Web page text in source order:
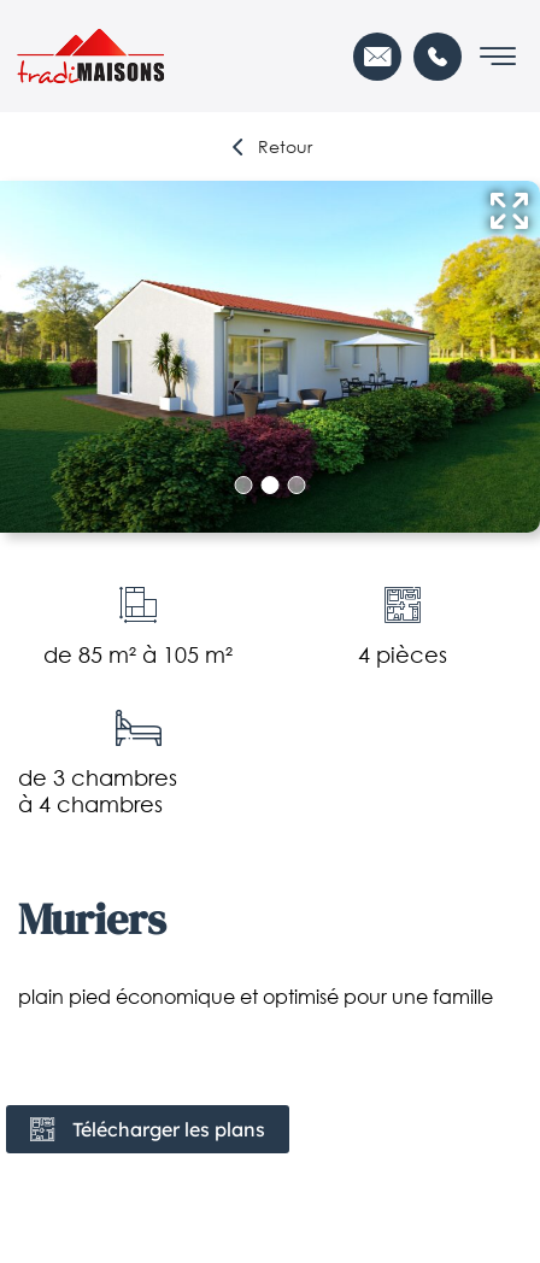
Retour
de 85 m² à 105 m² 4 pièces
de 3 chambres
à 4 chambres
muriers
plain pied économique et optimisé pour une famille
Télécharger les plans